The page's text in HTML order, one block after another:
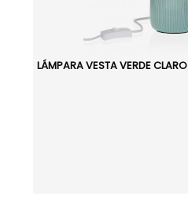
LÁMPARA VESTA VERDE CLARO